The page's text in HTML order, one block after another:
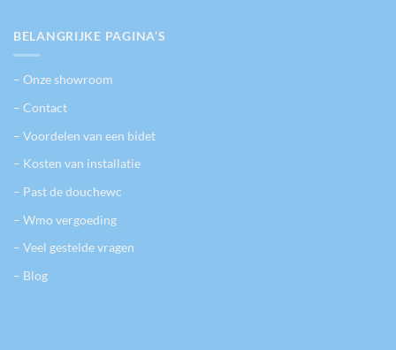
BELANGRIJKE PAGINA’S
– Onze showroom
– Contact
– Voordelen van een bidet
– Kosten van installatie
– Past de douchewc
– Wmo vergoeding
– Veel gestelde vragen
– Blog